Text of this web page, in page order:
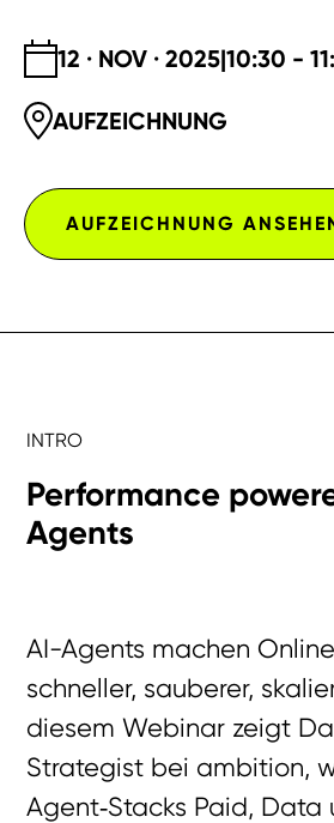
12 · NOV · 2025|10:30 -
AUFZEICHNUNG
AUFZEICHNUNG
INTRO
Performance
Agents
AI-Agents machen
schneller, sauberer,
diesem Webinar zeigt
Strategist bei ambition,
Agent‑Stacks Paid, Data